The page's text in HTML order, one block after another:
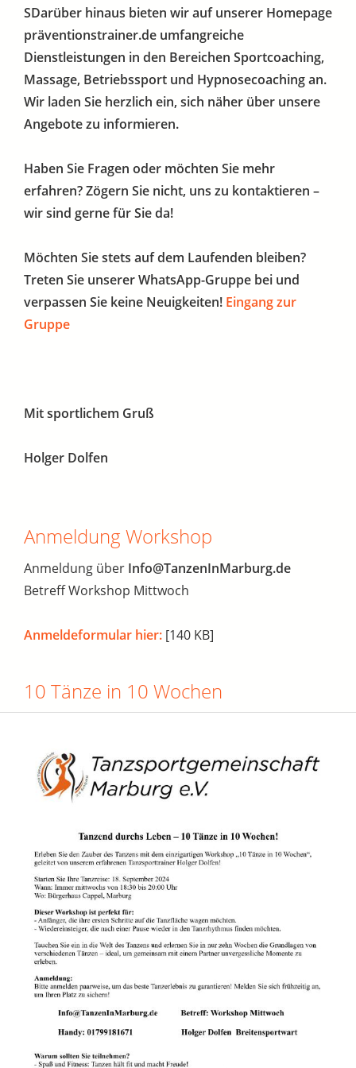
SDarüber hinaus bieten wir auf unserer Homepage
präventionstrainer.de umfangreiche
Dienstleistungen in den Bereichen Sportcoaching,
Massage, Betriebssport und Hypnosecoaching an.
Wir laden Sie herzlich ein, sich näher über unsere
Angebote zu informieren.
Haben Sie Fragen oder möchten Sie mehr
erfahren? Zögern Sie nicht, uns zu kontaktieren –
wir sind gerne für Sie da!
Möchten Sie stets auf dem Laufenden bleiben?
Treten Sie unserer WhatsApp-Gruppe bei und
verpassen Sie keine Neuigkeiten! Eingang zur
Gruppe
Mit sportlichem Gruß
Holger Dolfen
Anmeldung Workshop
Anmeldung über Info@TanzenInMarburg.de
Betreff Workshop Mittwoch
Anmeldeformular hier: [140 KB]
10 Tänze in 10 Wochen